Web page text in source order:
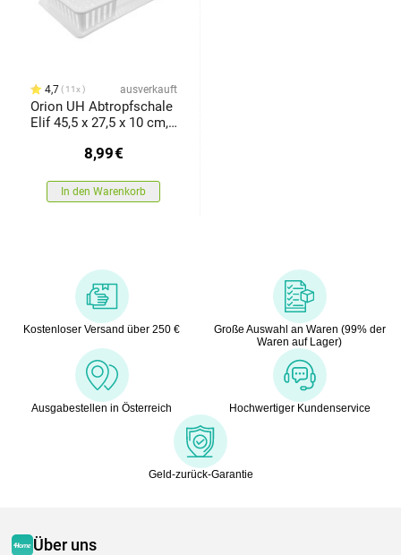
4,7 11x ausverkauft
Orion UH Abtropfschale
Elif 45,5 x 27,5 x 10 cm,
8,99€
In den Warenkorb
Kostenloser Versand über 250 €
Große Auswahl an Waren (99% der
Waren auf Lager)
Ausgabestellen in Österreich Hochwertiger Kundenservice
Geld-zurück-Garantie
Über uns